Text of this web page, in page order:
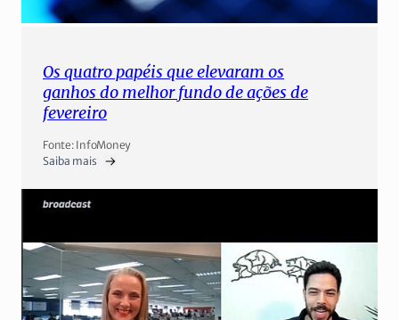
Os quatro papéis que elevaram os
ganhos do melhor fundo de ações de
fevereiro
Fonte: InfoMoney
Saiba mais